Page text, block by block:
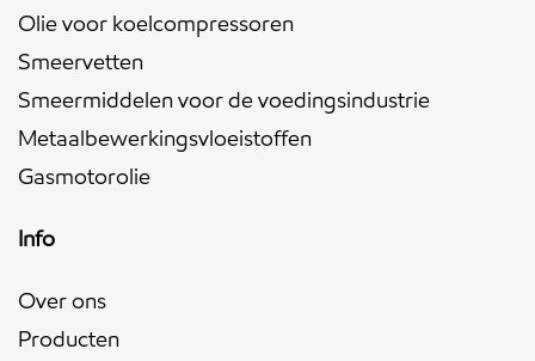
Olie voor koelcompressoren
Smeervetten
Smeermiddelen voor de voedingsindustrie
Metaalbewerkingsvloeistoffen
Gasmotorolie
Info
Over ons
Producten